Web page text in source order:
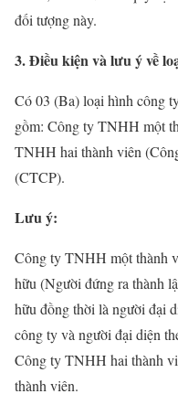
đối tượng này.
3. Điều kiện và lưu ý về
Có 03 (Ba) loại hình công
gồm: Công ty TNHH một
TNHH hai thành viên
(CTCP).
Lưu ý:
Công ty TNHH một thành
hữu (Người đứng ra thành
hữu đồng thời là người đại
công ty và người đại diện
Công ty TNHH hai thành
thành viên.